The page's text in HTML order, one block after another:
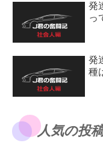
発
っ
発
種
人気の投